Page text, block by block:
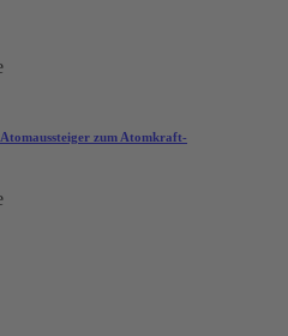
zum Atomkraft-